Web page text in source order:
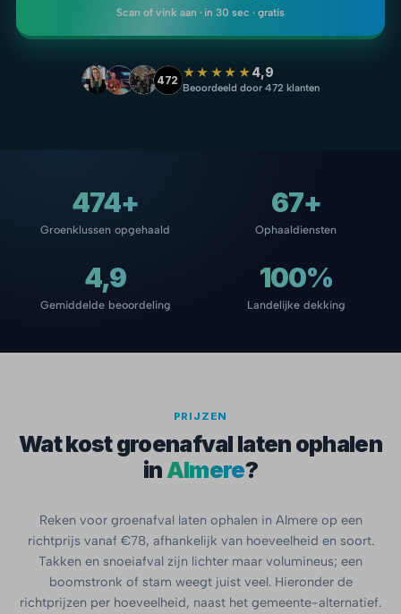
Scan of vink aan · in 30 sec · gratis
472 ★★★★★4,9
Beoordeeld door 472 klanten
474+
Groenklussen opgehaald
67+
Ophaaldiensten
4,9
Gemiddelde beoordeling
100%
Landelijke dekking
PRIJZEN
Wat kost groenafval laten ophalen
inAlmere?
Reken voor groenafval laten ophalen in Almere op een
richtprijs vanaf €78, afhankelijk van hoeveelheid en soort.
Takken en snoeiafval zijn lichter maar volumineus; een
boomstronk of stam weegt juist veel. Hieronder de
richtprijzen per hoeveelheid, naast het gemeente-alternatief.